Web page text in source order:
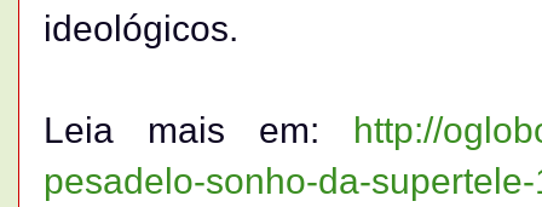
ideológicos.
Leia mais em:
http://
pesadelo-sonho-da-